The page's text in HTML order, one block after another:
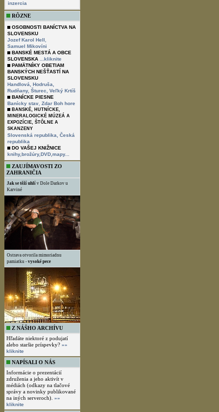
inzercia
RÔZNE
OSOBNOSTI BANÍCTVA NA
SLOVENSKU
Jozef Karol Hell
Samuel Mikovíni
BANSKÉ MESTÁ A OBCE
SLOVENSKA
...kliknite
PAMÄTNÍKY OBETIAM
BANSKÝCH NEŠŤASTÍ NA
SLOVENSKU
Handlová,
Hodruša,
Rudňany, Šturec,
Veľký Krtíš
BANÍCKE PIESNE
Banícky stav Zdar Boh hore
BANSKÉ, HUTNÍCKE,
MINERALOGICKÉ MÚZEÁ A
EXPOZÍCIE, ŠTÔLNE A
SKANZENY
Slovenská republika,
Česká
republika
DO VAŠEJ KNIŽNICE
knihy,brožúry,DVD,mapy...
ZAUJÍMAVOSTI ZO
ZAHRANIČIA
Jak se těží uhlí v Dole Darkov u
Karviné
Ostrava otvorila mimoriadnu
pamiatku - vysoké pece
Z NÁŠHO ARCHÍVU
Hľadáte niektoré z podujatí
alebo staršie príspevky? »»
kliknite
NAPÍSALI O NÁS
Informácie o prezentácií
združenia a jeho aktivít v
médiách (odkazy na tlačové
správy a novinky publikované
na iných serveroch). »»
kliknite